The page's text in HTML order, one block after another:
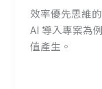
效率優先思維
AI 導入專案為
值產生。
敢
不
敢